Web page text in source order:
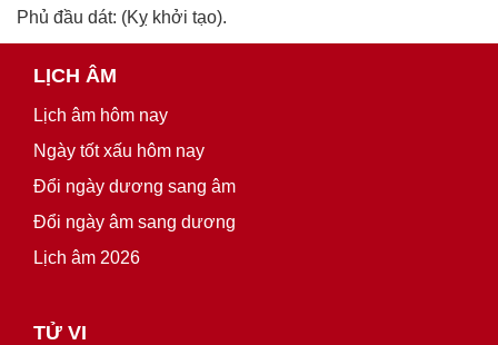
Phủ đầu dát: (Kỵ khởi tạo).
LỊCH ÂM
Lịch âm hôm nay
Ngày tốt xấu hôm nay
Đổi ngày dương sang âm
Đổi ngày âm sang dương
Lịch âm 2026
TỬ VI